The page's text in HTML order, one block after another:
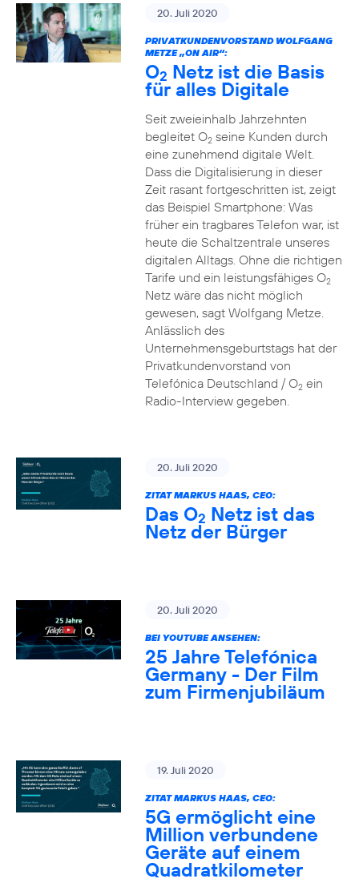
20. Juli 2020
PRIVATKUNDENVORSTAND WOLFGANG
METZE „ON AIR“:
O2 Netz ist die Basis
für alles Digitale
Seit zweieinhalb Jahrzehnten
begleitet O2seine Kunden durch
eine zunehmend digitale Welt.
Dass die Digitalisierung in dieser
Zeit rasant fortgeschritten ist, zeigt
das Beispiel Smartphone: Was
früher ein tragbares Telefon war, ist
heute die Schaltzentrale unseres
digitalen Alltags. Ohne die richtigen
Tarife und ein leistungsfähiges O2
Netz wäre das nicht möglich
gewesen, sagt Wolfgang Metze.
Anlässlich des
Unternehmensgeburtstags hat der
Privatkundenvorstand von
Telefónica Deutschland / O2ein
Radio-Interview gegeben.
20. Juli 2020
ZITAT MARKUS HAAS, CEO:
Das O2 Netz ist das
Netz der Bürger
20. Juli 2020
BEI YOUTUBE ANSEHEN:
25 Jahre Telefónica
Germany - Der Film
zum Firmenjubiläum
19. Juli 2020
ZITAT MARKUS HAAS, CEO:
5G ermöglicht eine
Million verbundene
Geräte auf einem
Quadratkilometer